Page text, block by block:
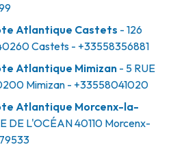
Atlantique Castets - 126
Castets - +33558356881
Atlantique Mimizan- 5 RUE
Mimizan - +33558041020
Atlantique Morcenx-la-
DE L'OCÉAN40110 Morcenx-